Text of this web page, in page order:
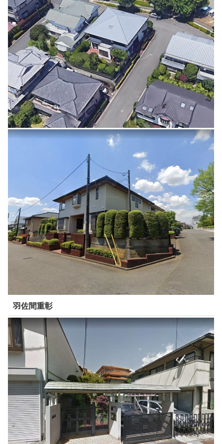
羽佐間重彰